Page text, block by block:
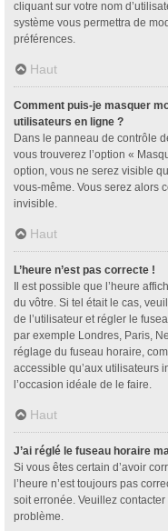
cliquant sur votre nom
système vous permettra de
préférences.
Haut
Comment puis-je masquer
utilisateurs en ligne ?
Dans le panneau de contrôle
vous trouverez l’option «
option, vous ne serez visible
vous-même. Vous serez alors
invisible.
Haut
L’heure n’est pas correcte !
Il est possible que l’heure
du vôtre. Si tel était le cas,
de l’utilisateur et régler le
par exemple Londres, Paris,
réglage du fuseau horaire,
accessible qu’aux utilisateurs
l’occasion idéale de le faire.
Haut
J’ai réglé le fuseau horaire
Si vous êtes certain d’avoir
l’heure n’est toujours pas
soit erronée. Veuillez
problème.